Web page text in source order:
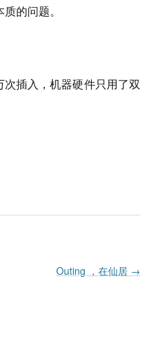
的问题。
插入，机器硬件只用了双
Outing ，在仙居 →